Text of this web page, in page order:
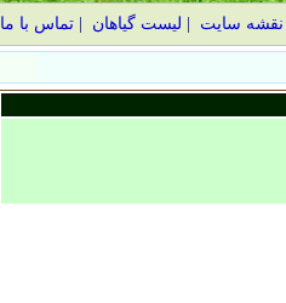
نقشه سایت لیست گیاهان |تماس با ما